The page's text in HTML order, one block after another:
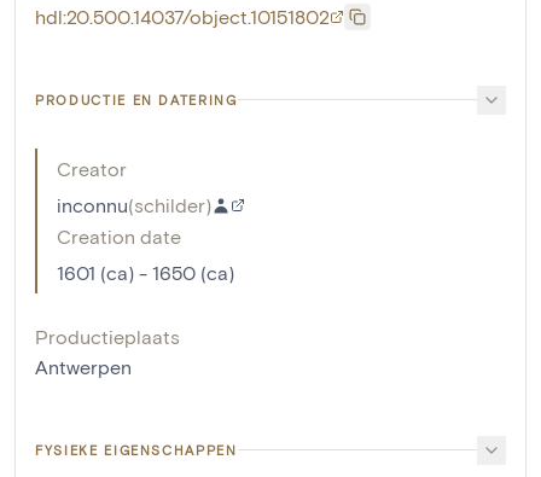
hdl:20.500.14037/object.10151802
PRODUCTIE EN DATERING
Creator
inconnu(schilder)
Creation date
1601 (ca) - 1650 (ca)
Productieplaats
Antwerpen
FYSIEKE EIGENSCHAPPEN